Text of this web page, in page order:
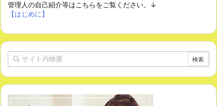
管理人の自己紹介等はこちらをご覧ください。↓
【はじめに】